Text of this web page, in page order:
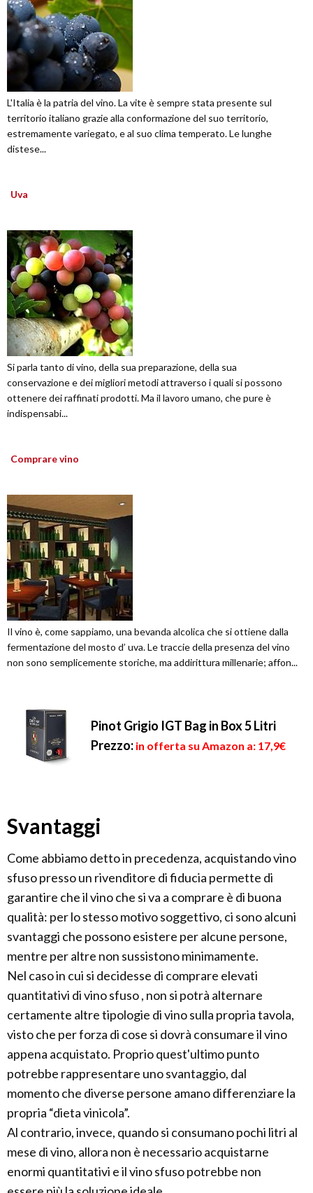
L'Italia è la patria del vino. La vite è sempre stata presente sul
territorio italiano grazie alla conformazione del suo territorio,
estremamente variegato, e al suo clima temperato. Le lunghe
distese...
Uva
Si parla tanto di vino, della sua preparazione, della sua
conservazione e dei migliori metodi attraverso i quali si possono
ottenere dei raffinati prodotti. Ma il lavoro umano, che pure è
indispensabi...
Comprare vino
Il vino è, come sappiamo, una bevanda alcolica che si ottiene dalla
fermentazione del mosto d’ uva. Le traccie della presenza del vino
non sono semplicemente storiche, ma addirittura millenarie; affon...
Pinot Grigio IGT Bag in Box 5 Litri
Prezzo: in offerta su Amazon a: 17,9€
Svantaggi
Come abbiamo detto in precedenza, acquistando vino
sfuso presso un rivenditore di fiducia permette di
garantire che il vino che si va a comprare è di buona
qualità: per lo stesso motivo soggettivo, ci sono alcuni
svantaggi che possono esistere per alcune persone,
mentre per altre non sussistono minimamente.
Nel caso in cui si decidesse di comprare elevati
quantitativi di vino sfuso , non si potrà alternare
certamente altre tipologie di vino sulla propria tavola,
visto che per forza di cose si dovrà consumare il vino
appena acquistato. Proprio quest'ultimo punto
potrebbe rappresentare uno svantaggio, dal
momento che diverse persone amano differenziare la
propria “dieta vinicola”.
Al contrario, invece, quando si consumano pochi litri al
mese di vino, allora non è necessario acquistarne
enormi quantitativi e il vino sfuso potrebbe non